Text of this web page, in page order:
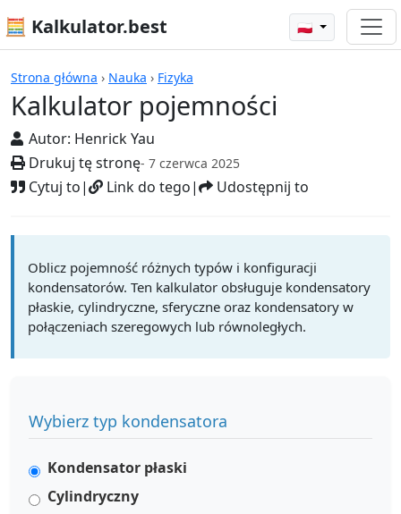
🧮 Kalkulator.best 🇵🇱
Strona główna › Nauka › Fizyka
Kalkulator pojemności
Autor: Henrick Yau
Drukuj tę stronę- 7 czerwca 2025
Cytuj to| Link do tego| Udostępnij to
Kalkulatory
Oblicz pojemność różnych typów i konfiguracji
kondensatorów. Ten kalkulator obsługuje kondensatory
płaskie, cylindryczne, sferyczne oraz kondensatory w
połączeniach szeregowych lub równoległych.
Wybierz typ kondensatora
Kondensator płaski
Cylindryczny